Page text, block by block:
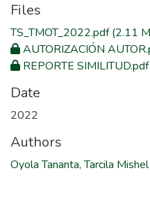
Files
TS_TMOT_2022.pdf(2.11
AUTORIZACIÓN
REPORTE SIMILITUD.pdf
Date
2022
Authors
Oyola Tananta, Tarcila Mishel